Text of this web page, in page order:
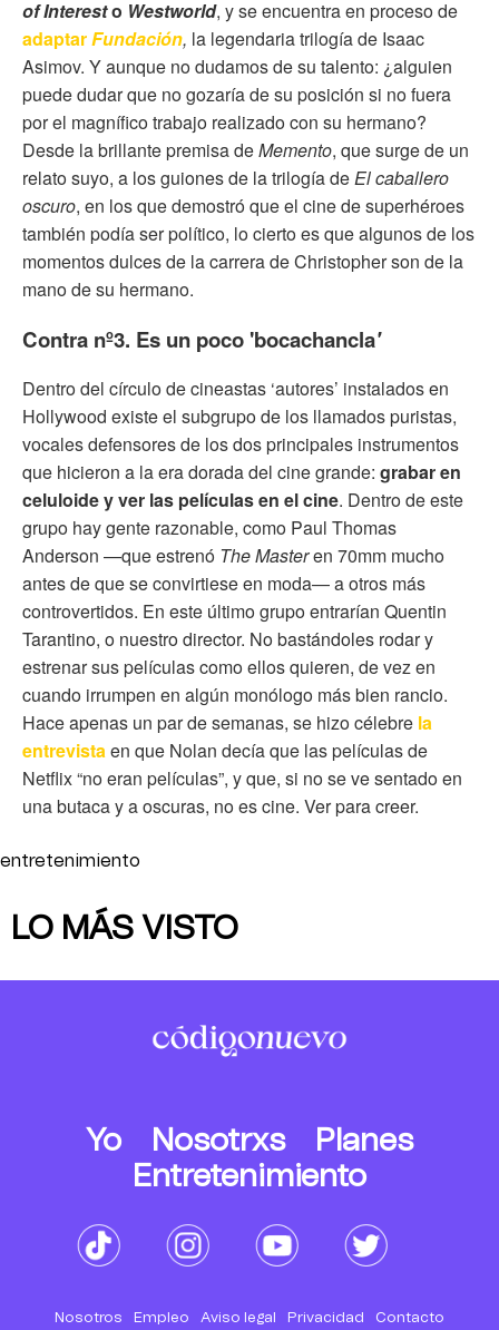
of Interesto Westworld, y se encuentra en proceso de
adaptarFundación, la legendaria trilogíade Isaac
Asimov. Y aunque no dudamos de su talento: ¿alguien
puede dudar que no gozaría de su posición si no fuera
por el magnífico trabajo realizado con su hermano?
Desde la brillante premisa deMemento, que surge de un
relato suyo, a los guiones de la trilogía deEl caballero
oscuro, en los que demostró que el cine de superhéroes
también podía ser político, lo cierto es que algunos de los
momentos dulces de la carrera de Christopher son de la
mano de su hermano.
Contra nº3. Es un poco 'bocachancla'
Dentro del círculo de cineastas ‘autores’ instalados en
Hollywood existe el subgrupo de los llamados puristas,
vocales defensores de los dos principales instrumentos
que hicieron a la era dorada del cine grande: grabar en
celuloide y ver las películas en el cine. Dentro de este
grupo hay gente razonable, como Paul Thomas
Anderson —que estrenó The Masteren 70mm mucho
antes de que se convirtiese en moda— a otros más
controvertidos. En este último grupo entrarían Quentin
Tarantino, o nuestro director. No bastándoles rodar y
estrenar sus películas como ellos quieren, de vez en
cuando irrumpen en algún monólogo más bien rancio.
Hace apenas un par de semanas, se hizo célebre la
entrevistaen que Nolan decía que las películas de
Netflix “no eran películas”, y que, si no se ve sentado en
una butaca y a oscuras, no es cine. Ver para creer.
entretenimiento
LO MÁS VISTO
Yo Nosotrxs
Planes
Entretenimiento
Nosotros Empleo Aviso legal Privacidad Contacto